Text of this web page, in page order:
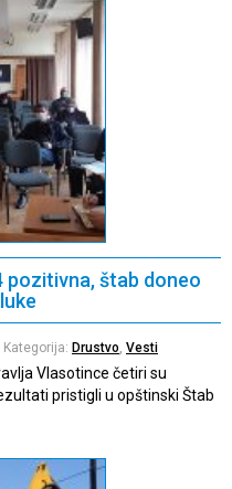
pozitivna, štab doneo
Kategorija: Drustvo, Vesti
Vlasotince četiri su
pristigli u opštinski Štab